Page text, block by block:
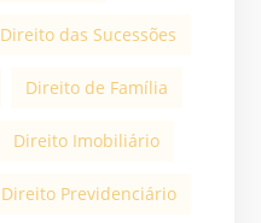
Direito das Sucessões
Direito de Família
Direito Imobiliário
Direito Previdenciário